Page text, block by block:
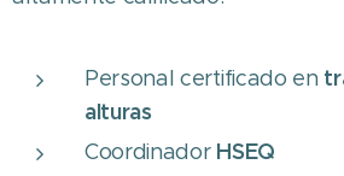
Personal certificado en
alturas
Coordinador HSEQ